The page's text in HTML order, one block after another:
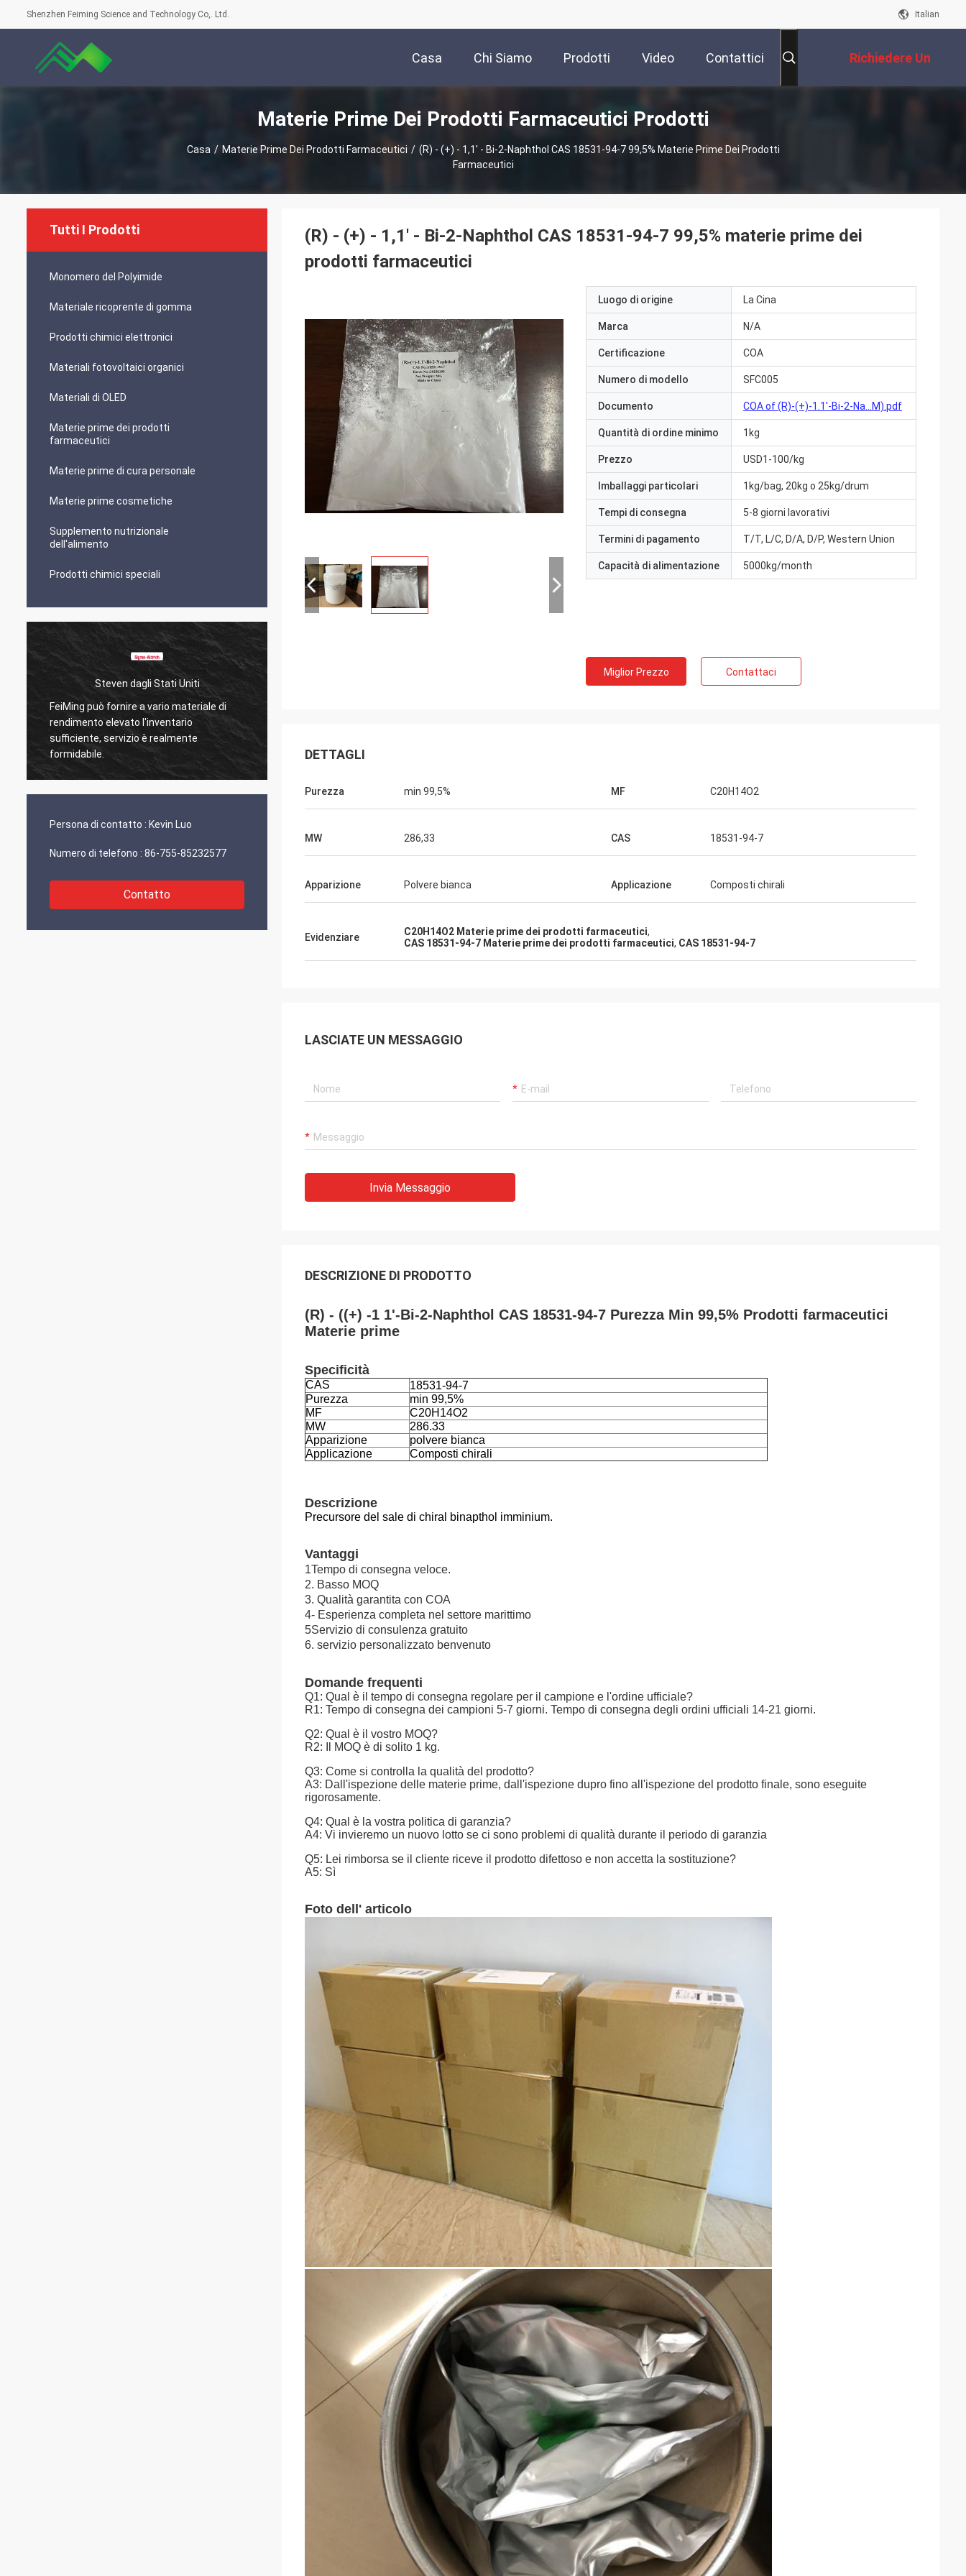
Shenzhen Feiming Science and Technology Co,. Ltd. Italian
Casa Chi Siamo Prodotti Video Contattici Richiedere Un
Preventivo
Materie Prime Dei Prodotti Farmaceutici Prodotti
Casa / Materie Prime Dei Prodotti Farmaceutici / (R) - (+) - 1,1' - Bi-2-Naphthol CAS 18531-94-7 99,5% Materie Prime Dei Prodotti
Farmaceutici
Tutti I Prodotti
Monomero del Polyimide
Materiale ricoprente di gomma
Prodotti chimici elettronici
Materiali fotovoltaici organici
Materiali di OLED
Materie prime dei prodotti
farmaceutici
Materie prime di cura personale
Materie prime cosmetiche
Supplemento nutrizionale
dell'alimento
Prodotti chimici speciali
dagli Stati Uniti
fornire a vario materiale di
elevato l'inventario
servizio è realmente
Tutto va bene e la gente ci sta lavorando.
Quando avro' qualche novita' la
condividero' direttamente con voi.
Persona di contatto : Kevin Luo
Numero di telefono : 86-755-85232577
Contatto
(R) - (+) - 1,1' - Bi-2-Naphthol CAS 18531-94-7 99,5% materie prime dei
prodotti farmaceutici
Luogo di origine La Cina
Marca N/A
Certificazione COA
Numero di modello SFC005
Documento COA of (R)-(+)-1.1'-Bi-2-Na...M).pdf
Quantità di ordine minimo 1kg
Prezzo USD1-100/kg
Imballaggi particolari 1kg/bag, 20kg o 25kg/drum
Tempi di consegna 5-8 giorni lavorativi
Termini di pagamento T/T, L/C, D/A, D/P, Western Union
Capacità di alimentazione 5000kg/month
Miglior Prezzo Contattaci
DETTAGLI
Purezza min 99,5% MF C20H14O2
MW 286,33 CAS 18531-94-7
Apparizione Polvere bianca Applicazione Composti chirali
Evidenziare C20H14O2 Materie prime dei prodotti farmaceutici,
CAS 18531-94-7 Materie prime dei prodotti farmaceutici, CAS 18531-94-7
LASCIATE UN MESSAGGIO
Invia Messaggio
DESCRIZIONE DI PRODOTTO
(R) - ((+) -1 1'-Bi-2-Naphthol CAS 18531-94-7 Purezza Min 99,5% Prodotti farmaceutici
Materie prime
Specificità
CAS
18531-94-7
Purezza
min 99,5%
MF
C20H14O2
MW
286.33
Apparizione
polvere bianca
Applicazione
Composti chirali
Descrizione
Precursore del sale di chiral binapthol imminium.
Vantaggi
1Tempo di consegna veloce.
2. Basso MOQ
3. Qualità garantita con COA
4- Esperienza completa nel settore marittimo
5Servizio di consulenza gratuito
6. servizio personalizzato benvenuto
Domande frequenti
Q1: Qual è il tempo di consegna regolare per il campione e l'ordine ufficiale?
R1: Tempo di consegna dei campioni 5-7 giorni. Tempo di consegna degli ordini ufficiali 14-21 giorni.
Q2: Qual è il vostro MOQ?
R2: Il MOQ è di solito 1 kg.
Q3: Come si controlla la qualità del prodotto?
A3: Dall'ispezione delle materie prime, dall'ispezione dupro fino all'ispezione del prodotto finale, sono eseguite
rigorosamente.
Q4: Qual è la vostra politica di garanzia?
A4: Vi invieremo un nuovo lotto se ci sono problemi di qualità durante il periodo di garanzia
Q5: Lei rimborsa se il cliente riceve il prodotto difettoso e non accetta la sostituzione?
A5: Sì
Foto dell' articolo